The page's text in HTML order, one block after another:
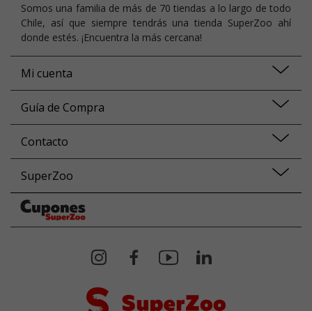
Somos una familia de más de 70 tiendas a lo largo de todo
Chile, así que siempre tendrás una tienda SuperZoo ahí
donde estés. ¡Encuentra la más cercana!
Mi cuenta
Guía de Compra
Contacto
SuperZoo